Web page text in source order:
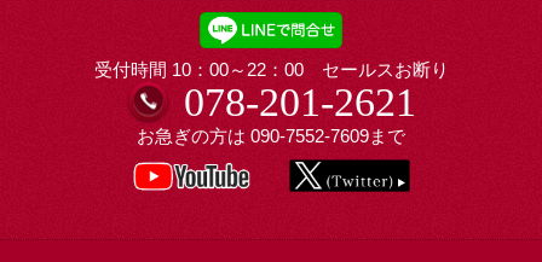
受付時間 10：00～22：00 セールスお断り
078-201-2621
お急ぎの方は 090-7552-7609まで